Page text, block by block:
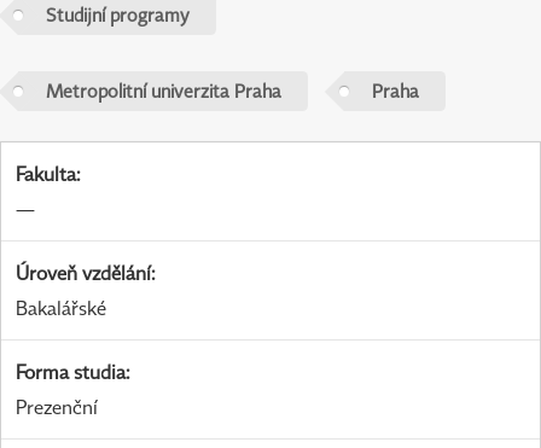
Studijní programy
Metropolitní univerzita Praha Praha
Fakulta:
—
Úroveň vzdělání:
Bakalářské
Forma studia:
Prezenční